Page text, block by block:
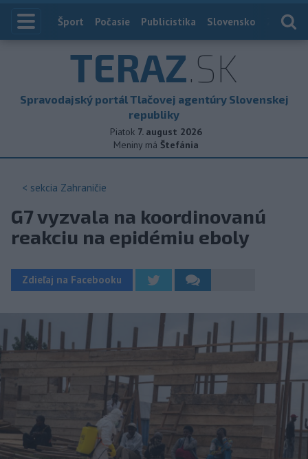
Index
Šport Počasie Publicistika Slovensko
TERAZ.SK
Spravodajský portál Tlačovej agentúry Slovenskej
republiky
Piatok 7. august 2026
Meniny má Štefánia
< sekcia Zahraničie
G7 vyzvala na koordinovanú
reakciu na epidémiu eboly
Zdieľaj na Facebooku